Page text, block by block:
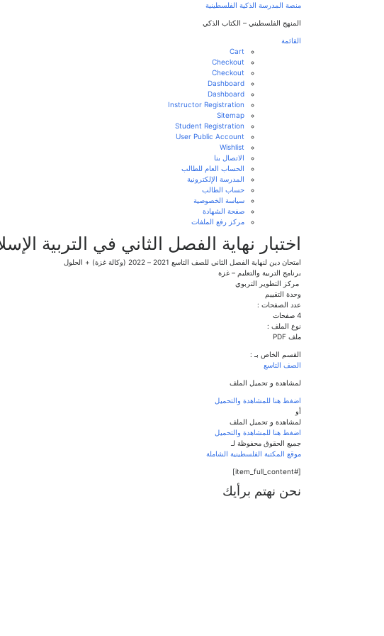
منصة المدرسة الذكية الفلسطينية
المنهج الفلسطيني – الكتاب الذكي
القائمة
Cart
Checkout
Checkout
Dashboard
Dashboard
Instructor Registration
Sitemap
Student Registration
User Public Account
Wishlist
الاتصال بنا
الحساب العام للطالب
المدرسة الإلكترونية
حساب الطالب
سياسة الخصوصية
صفحة الشهادة
مركز رفع الملفات
اختبار نهاية الفصل الثاني في التربية الإسلامية للصف التاسع
امتحان دين لنهاية الفصل الثاني للصف التاسع 2021 – 2022 (وكالة غزة) + الحلول
برنامج التربية والتعليم – غزة
مركز التطوير التربوي
وحدة التقييم
عدد الصفحات :
4 صفحات
نوع الملف :
ملف PDF
القسم الخاص بـ :
الصف التاسع
لمشاهدة و تحميل الملف
اضغط هنا للمشاهدة والتحميل
أو
لمشاهدة و تحميل الملف
اضغط هنا للمشاهدة والتحميل
جميع الحقوق محفوظة لـ
موقع المكتبة الفلسطينية الشاملة
[#item_full_content]
نحن نهتم برأيك